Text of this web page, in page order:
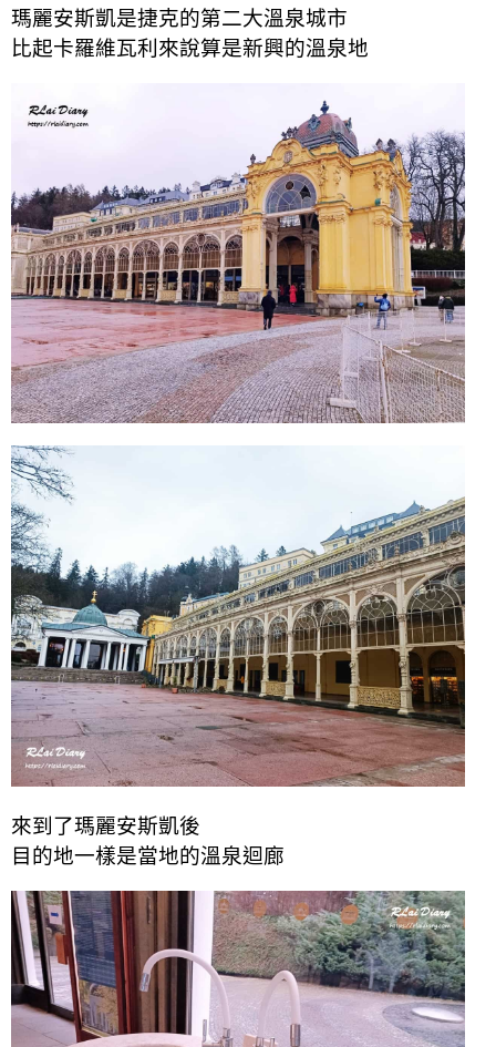
瑪麗安斯凱是捷克的第二大溫泉城市
比起卡羅維瓦利來說算是新興的溫泉地
來到了瑪麗安斯凱後
目的地一樣是當地的溫泉迴廊